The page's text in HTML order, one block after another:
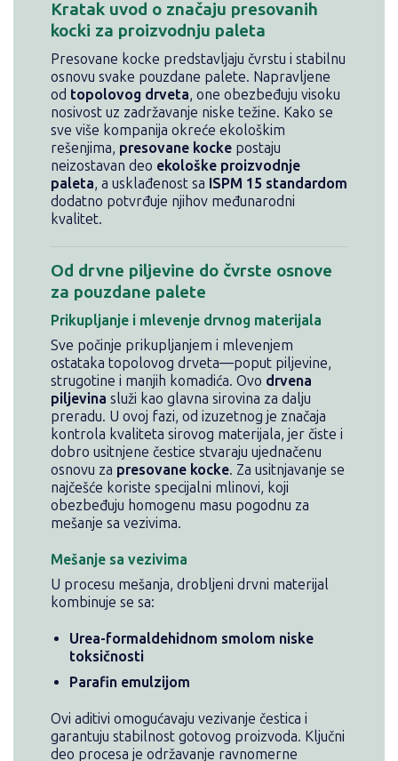
Kratak uvod o značaju presovanih
kocki za proizvodnju paleta
Presovane kocke predstavljaju čvrstu i stabilnu
osnovu svake pouzdane palete. Napravljene
od topolovog drveta, one obezbeđuju visoku
nosivost uz zadržavanje niske težine. Kako se
sve više kompanija okreće ekološkim
rešenjima, presovane kockepostaju
neizostavan deo ekološke proizvodnje
paleta, a usklađenost sa ISPM 15 standardom
dodatno potvrđuje njihov međunarodni
kvalitet.
Od drvne piljevine do čvrste osnove
za pouzdane palete
Prikupljanje i mlevenje drvnog materijala
Sve počinje prikupljanjem i mlevenjem
ostataka topolovog drveta—poput piljevine,
strugotine i manjih komadića. Ovo drvena
piljevina služi kao glavna sirovina za dalju
preradu. U ovoj fazi, od izuzetnog je značaja
kontrola kvaliteta sirovog materijala, jer čiste i
dobro usitnjene čestice stvaraju ujednačenu
osnovu za presovane kocke. Za usitnjavanje se
najčešće koriste specijalni mlinovi, koji
obezbeđuju homogenu masu pogodnu za
mešanje sa vezivima.
Mešanje sa vezivima
U procesu mešanja, drobljeni drvni materijal
kombinuje se sa:
Urea-formaldehidnom smolom niske
toksičnosti
Parafin emulzijom
Ovi aditivi omogućavaju vezivanje čestica i
garantuju stabilnost gotovog proizvoda. Ključni
deo procesa je održavanje ravnomerne